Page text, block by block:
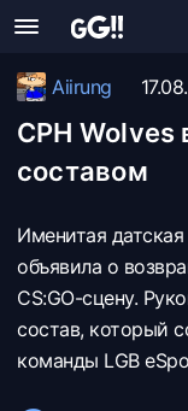
Aiirung
CPH
составом
Именитая
объявила о
CS:GO-сцену.
состав, который
команды LGB